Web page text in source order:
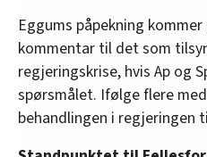
– En revidert forordning
(Agency for the
Regulators – byrået for
Eggums påpekning
kommentar til det som
regjeringskrise, hvis Ap og
spørsmålet. Ifølge flere
behandlingen i regjeringen